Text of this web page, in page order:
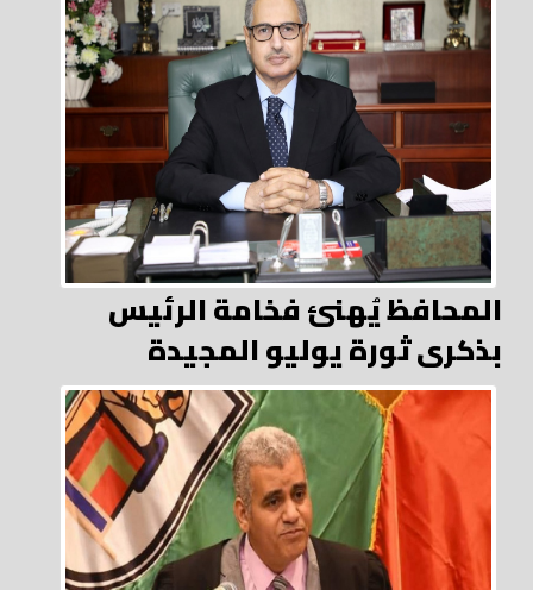
المحافظ يُهنئ فخامة الرئيس
بذكرى ثورة يوليو المجيدة